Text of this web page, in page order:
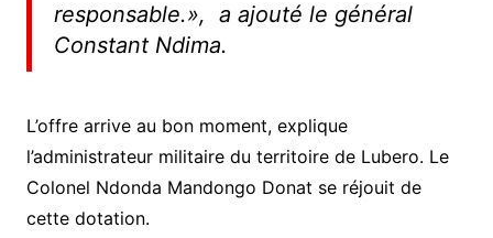
responsable.», a ajouté le général
Constant Ndima.
L’offre arrive au bon moment, explique
l’administrateur militaire du territoire de Lubero. Le
Colonel Ndonda Mandongo Donat se réjouit de
cette dotation.